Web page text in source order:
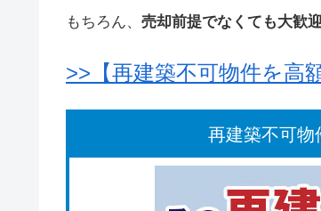
もちろん、 売却前提でなくても大歓迎
>>【再建築不可物件を高
再建築不可物